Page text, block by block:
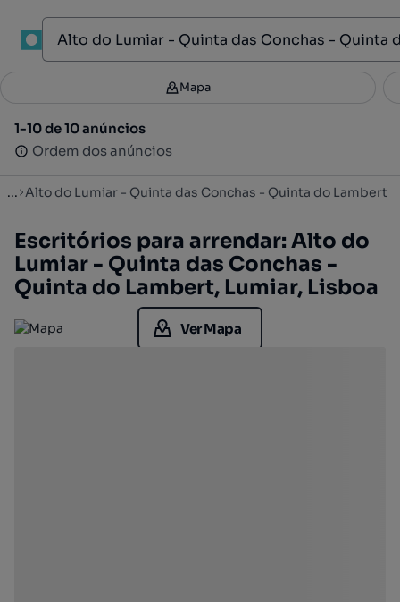
Filtros 4
1-10 de 10 anúncios
Ordem dos anúncios
Mapa
1-10 de 10 anúncios
Ordem dos anúncios
... Alto do Lumiar - Quinta das Conchas - Quinta do Lambert
Escritórios para arrendar: Alto do
Lumiar - Quinta das Conchas -
Quinta do Lambert, Lumiar, Lisboa
Ver Mapa